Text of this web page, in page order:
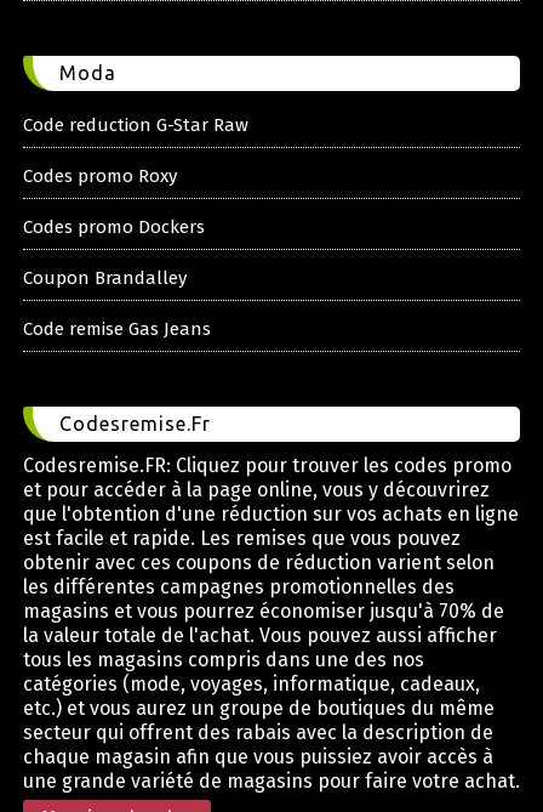
Moda
Code reduction G-Star Raw
Codes promo Roxy
Codes promo Dockers
Coupon Brandalley
Code remise Gas Jeans
Codesremise.Fr
Codesremise.FR: Cliquez pour trouver les codes promo
et pour accéder à la page online, vous y découvrirez
que l'obtention d'une réduction sur vos achats en ligne
est facile et rapide. Les remises que vous pouvez
obtenir avec ces coupons de réduction varient selon
les différentes campagnes promotionnelles des
magasins et vous pourrez économiser jusqu'à 70% de
la valeur totale de l'achat. Vous pouvez aussi afficher
tous les magasins compris dans une des nos
catégories (mode, voyages, informatique, cadeaux,
etc.) et vous aurez un groupe de boutiques du même
secteur qui offrent des rabais avec la description de
chaque magasin afin que vous puissiez avoir accès à
une grande variété de magasins pour faire votre achat.